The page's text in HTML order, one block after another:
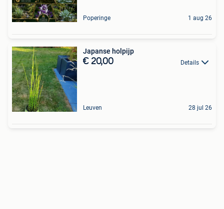
Poperinge 1 aug 26
Japanse holpijp
€ 20,00 Details
Leuven 28 jul 26